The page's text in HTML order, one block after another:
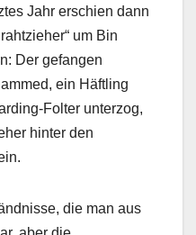
Jahr erschien dann
um Bin
Der gefangen
ein Häftling
Folter unterzog,
hinter den
die man aus